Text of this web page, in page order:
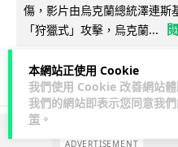
本網站正使用 Cookie
我們使用 Cookie 改善網站
我們的網站即表示您同意我
策 。
傷，影片由烏克蘭總統澤連斯
「狩獵式」攻擊，烏克蘭...
138 41 ↗ 分享
ADVERTISEMENT